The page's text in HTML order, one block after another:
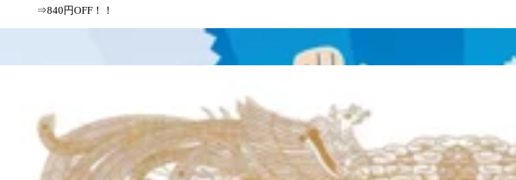
⇒840円OFF！！
睡眠の質向上や自律神経のバランスを整える助けにもなります。
ボディ50分+ヘッドスパ20分+ネックリンパ20分
【通常】12,980円(税込)